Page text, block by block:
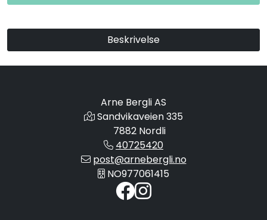
Beskrivelse
Arne Bergli AS
Sandvikaveien 335
7882 Nordli
40725420
post@arnebergli.no
NO977061415